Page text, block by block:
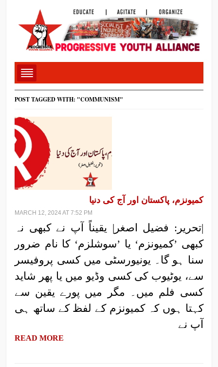
POST TAGGED WITH: "COMMUNISM"
کمیونزم، پاکستان اور آج کی دنیا
MARCH 12, 2024 AT 7:52 PM
|تحریر: فضیل اصغر| یقیناً آپ نے کبھی نہ
کبھی ’کمیونزم‘ یا ’سوشلزم‘ کا نام ضرور
سنا ہو گا۔ یونیورسٹی میں کسی پروفیسر
سے، یوٹیوب کی کسی وڈیو میں یا پھر شاید
کسی فلم میں۔ مگر میں پورے یقین سے
کہتا ہوں کہ کمیونزم کے لفظ کے ساتھ ہی
آپ نے
READ MORE